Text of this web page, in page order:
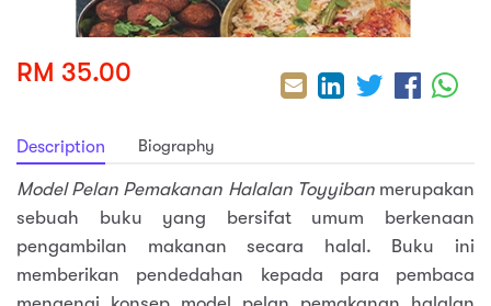
RM 35.00
Description Biography
Model Pelan Pemakanan Halalan Toyyiban merupakan
sebuah buku yang bersifat umum berkenaan
pengambilan makanan secara halal. Buku ini
memberikan pendedahan kepada para pembaca